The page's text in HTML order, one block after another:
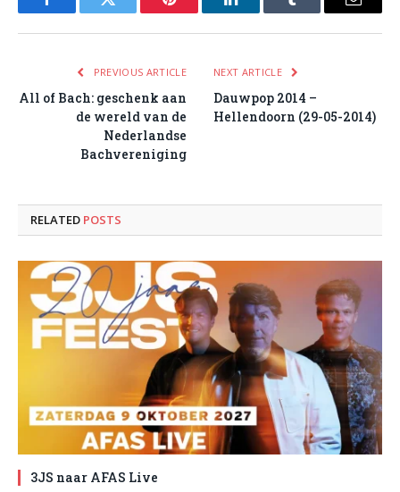
FacebookTwitter Pinterest LinkedInTumblr Email
PREVIOUS ARTICLE
All of Bach: geschenk aan
de wereld van de
Nederlandse
Bachvereniging
NEXT ARTICLE
Dauwpop 2014 –
Hellendoorn (29-05-2014)
RELATED POSTS
3JS naar AFAS Live